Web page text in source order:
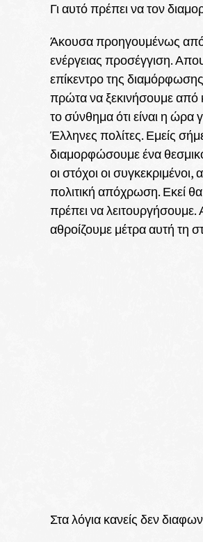
Γι αυτό πρέπει να τον
Άκουσα προηγουμένως από
ενέργειας προσέγγιση.
επίκεντρο της
πρώτα να ξεκινήσουμε από
το σύνθημα ότι είναι η
Έλληνες πολίτες. Εμείς
διαμορφώσουμε ένα
οι στόχοι οι
πολιτική απόχρωση. Εκεί
πρέπει να λειτουργήσουμε.
αθροίζουμε μέτρα αυτή τη
Στα λόγια κανείς δεν